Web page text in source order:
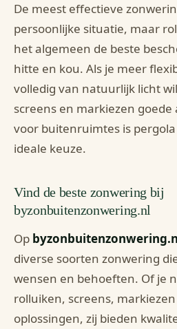
De meest effectieve
persoonlijke situatie, maar
het algemeen de beste
hitte en kou. Als je meer
volledig van natuurlijk licht
screens en markiezen
voor buitenruimtes is
ideale keuze.
Vind de beste zonwering bij
byzonbuitenzonwering.nl
Op
diverse soorten zonwering
wensen en behoeften. Of je
rolluiken, screens,
oplossingen, zij bieden